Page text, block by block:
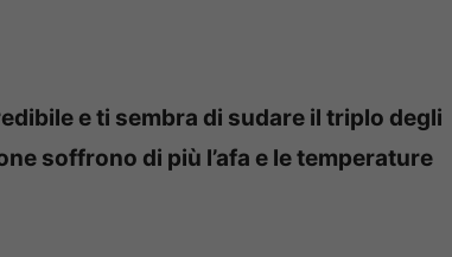
e ti sembra di sudare il triplo degli
soffrono di più l’afa e le temperature